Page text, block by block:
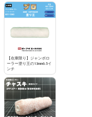
【在庫限り】ジャンボロ
ーラー塗り王の13mm6.5イ
ンチ